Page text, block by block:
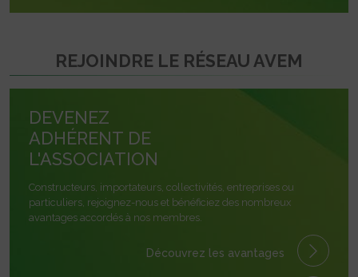
REJOINDRE LE RÉSEAU AVEM
DEVENEZ
ADHÉRENT DE
L'ASSOCIATION
Constructeurs, importateurs, collectivités, entreprises ou
particuliers, rejoignez-nous et bénéficiez des nombreux
avantages accordés à nos membres.
Découvrez les avantages